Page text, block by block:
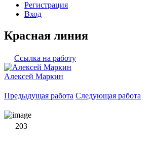
Регистрация
Вход
Красная линия
Ссылка на работу
Алексей Маркин
Предыдущая работа Следующая работа
203